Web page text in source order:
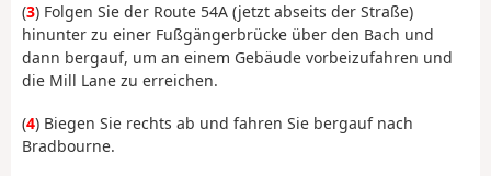
(3) Folgen Sie der Route 54A (jetzt abseits der Straße)
hinunter zu einer Fußgängerbrücke über den Bach und
dann bergauf, um an einem Gebäude vorbeizufahren und
die Mill Lane zu erreichen.
(4) Biegen Sie rechts ab und fahren Sie bergauf nach
Bradbourne.